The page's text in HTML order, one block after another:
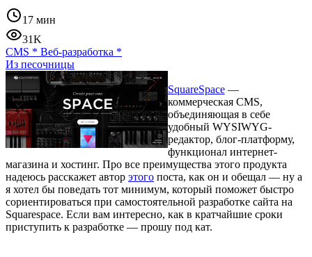
17 мин
31K
CMS * Веб-разработка *
Из песочницы
SquareSpace—
коммерческая CMS,
объединяющая в себе
удобный WYSIWYG-
редактор, блог-платформу,
функционал интернет-
магазина и хостинг. Про все преимущества этого продукта
надеюсь расскажет автор этого поста, как он и обещал — ну а
я хотел бы поведать тот минимум, который поможет быстро
сориентироваться при самостоятельной разработке сайта на
Squarespace. Если вам интересно, как в кратчайшие сроки
приступить к разработке — прошу под кат.